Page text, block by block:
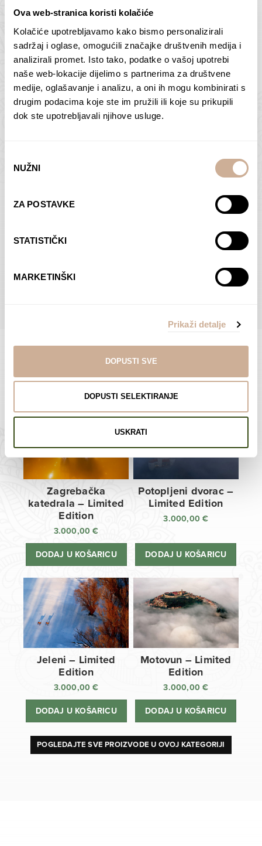
Ova web-stranica koristi kolačiće
Kolačiće upotrebljavamo kako bismo personalizirali
sadržaj i oglase, omogućili značajke društvenih medija i
analizirali promet. Isto tako, podatke o vašoj upotrebi
naše web-lokacije dijelimo s partnerima za društvene
medije, oglašavanje i analizu, a oni ih mogu kombinirati s
drugim podacima koje ste im pružili ili koje su prikupili
dok ste upotrebljavali njihove usluge.
pristanka
NUŽNI
ZA POSTAVKE
STATISTIČKI
MARKETINŠKI
Prikaži detalje
DOPUSTI SVE
DOPUSTI SELEKTIRANJE
USKRATI
Butan – ljudi 2
75,00€ – 138,00€Raspon
cijena:
od
75,00 €
138,00 €
ODABERI OPCIJE
Antarktika – krajolik
2
75,00€ – 138,00€Raspon
cijena:
od
ODABERI OPCIJE
Dolac
ODABERI OPCIJE
Moreškanti – sjena
€Raspon
od
75,00 €
do
138,00 €
ODABERI OPCIJE
POGLEDAJTE SVE PROIZVODE U OVOJ KATEGORIJI
Limited Edition Fotografije
Zagrebačka
katedrala – Limited
Edition
3.000,00€
DODAJ U KOŠARICU
Potopljeni dvorac –
Limited Edition
3.000,00€
DODAJ U KOŠARICU
Jeleni – Limited
Edition
3.000,00€
DODAJ U KOŠARICU
Motovun – Limited
Edition
3.000,00€
DODAJ U KOŠARICU
POGLEDAJTE SVE PROIZVODE U OVOJ KATEGORIJI